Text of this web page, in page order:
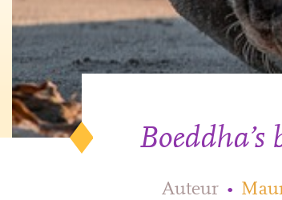
Boeddha’s
Auteur •